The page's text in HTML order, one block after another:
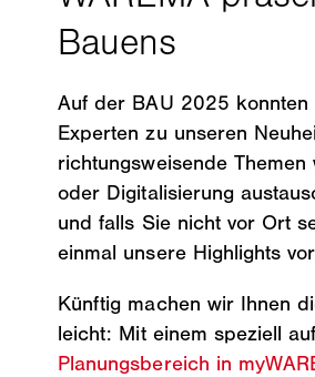
Auf der BAU 2025
Experten zu unseren
richtungsweisende
oder Digitalisierung
und falls Sie nicht vor Ort
einmal unsere Highlights
Künftig machen wir Ihnen
leicht: Mit einem speziell
Planungsbereich in